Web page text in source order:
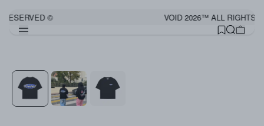
© VOID 2026™ ALL RIGHTS